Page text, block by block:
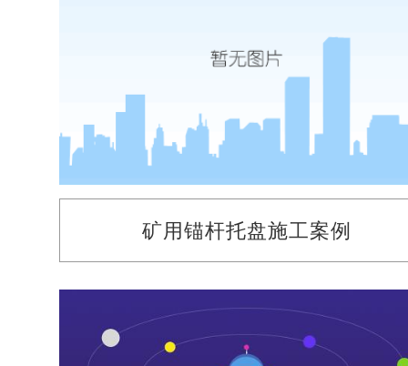
矿用锚杆托盘施工案例